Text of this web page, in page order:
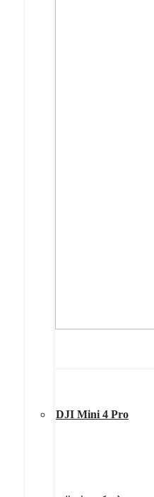
DJI Mini 4 Pro